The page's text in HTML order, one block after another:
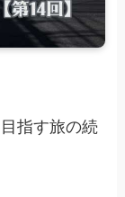
指す旅の続